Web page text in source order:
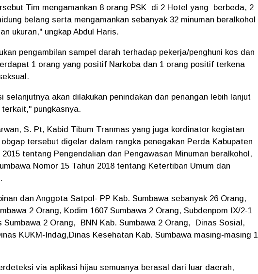
Tim mengamankan 8 orang PSK di 2 Hotel yang berbeda, 2
belang serta mengamankan sebanyak 32 minuman beralkohol
ukuran," ungkap Abdul Haris.
pengambilan sampel darah terhadap pekerja/penghuni kos dan
1 orang yang positif Narkoba dan 1 orang positif terkena
selanjutnya akan dilakukan penindakan dan penangan lebih lanjut
pungkasnya.
S. Pt, Kabid Tibum Tranmas yang juga kordinator kegiatan
tersebut digelar dalam rangka penegakan ⁠Perda Kabupaten
tentang Pengendalian dan Pengawasan Minuman beralkohol,
Nomor 15 Tahun 2018 tentang Ketertiban Umum dan
dan Anggota Satpol- PP Kab. Sumbawa sebanyak 26 Orang,
2 Orang, Kodim 1607 Sumbawa 2 Orang, Subdenpom IX/2-1
Sumbawa 2 Orang, BNN Kab. Sumbawa 2 Orang, Dinas Sosial,
KUKM-Indag,Dinas Kesehatan Kab. Sumbawa masing-masing 1
via aplikasi hijau semuanya berasal dari luar daerah,